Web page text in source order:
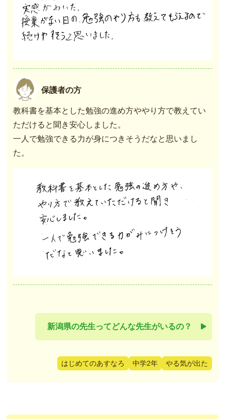
保護者の方
教科書を基本とした勉強の進め方ややり方で教えてい
ただけると聞き安心しました。
一人で勉強できる力が身につきそうだなと思いまし
た。
新潟県の先生ってどんな先生がいるの？
はじめてのあすなろ 中学2年 やる気が出た